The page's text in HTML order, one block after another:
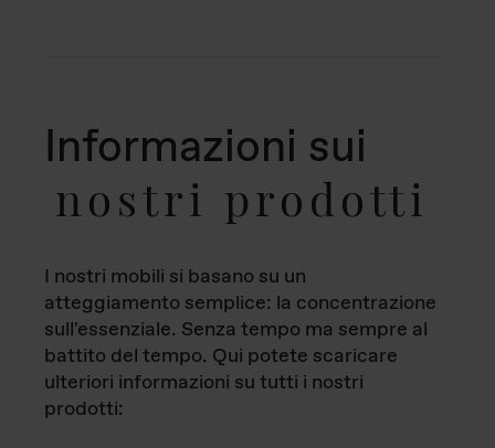
Informazioni sui
nostri prodotti
I nostri mobili si basano su un
atteggiamento semplice: la concentrazione
sull'essenziale. Senza tempo ma sempre al
battito del tempo. Qui potete scaricare
ulteriori informazioni su tutti i nostri
prodotti: